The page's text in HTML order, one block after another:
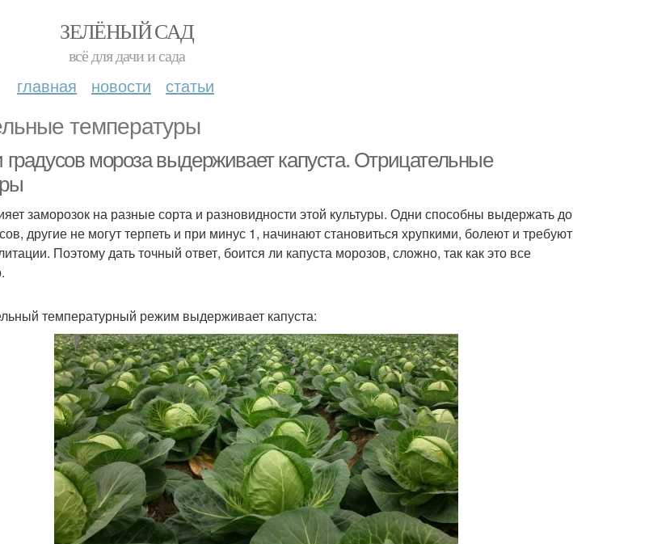
ЗЕЛЁНЫЙ САД
всё для дачи и сада
главная новости статьи
температуры
градусов мороза выдерживает капуста. Отрицательные
заморозок на разные сорта и разновидности этой культуры. Одни способны выдержать до
другие не могут терпеть и при минус 1, начинают становиться хрупкими, болеют и требуют
Поэтому дать точный ответ, боится ли капуста морозов, сложно, так как это все
температурный режим выдерживает капуста: